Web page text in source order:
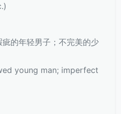
的年轻男子；不完美的少
young man; imperfect